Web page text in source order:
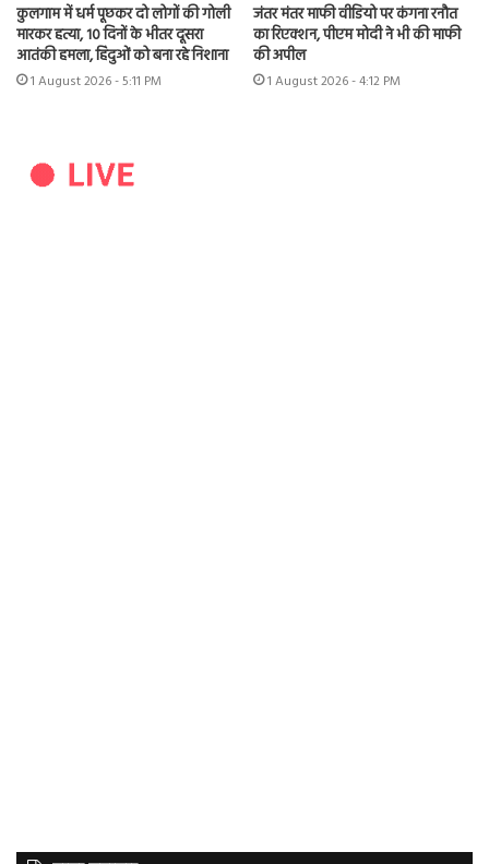
कुलगाम में धर्म पूछकर दो लोगों की गोली
मारकर हत्या, 10 दिनों के भीतर दूसरा
आतंकी हमला, हिंदुओं को बना रहे निशाना
1 August 2026 - 5:11 PM
जंतर मंतर माफी वीडियो पर कंगना रनौत
का रिएक्शन, पीएम मोदी ने भी की माफी
की अपील
1 August 2026 - 4:12 PM